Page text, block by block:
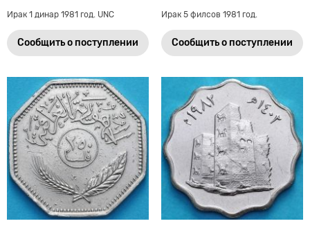
Ирак 1 динар 1981 год. UNC
Сообщить о поступлении
Ирак 5 филсов 1981 год.
Сообщить о поступлении